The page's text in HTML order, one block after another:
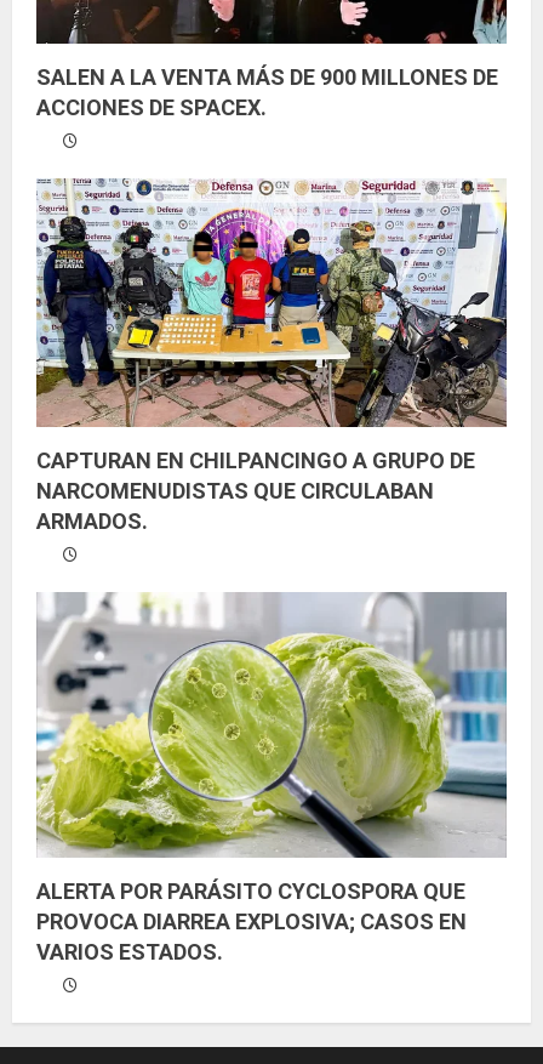
SALEN A LA VENTA MÁS DE 900 MILLONES DE
ACCIONES DE SPACEX.
CAPTURAN EN CHILPANCINGO A GRUPO DE
NARCOMENUDISTAS QUE CIRCULABAN
ARMADOS.
ALERTA POR PARÁSITO CYCLOSPORA QUE
PROVOCA DIARREA EXPLOSIVA; CASOS EN
VARIOS ESTADOS.